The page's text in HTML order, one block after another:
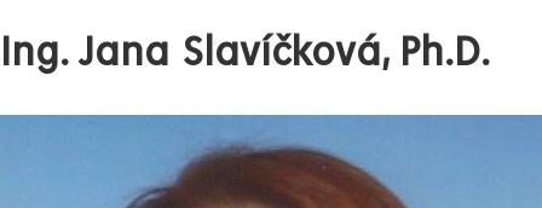
Ing. Jana Slavíčková, Ph.D.